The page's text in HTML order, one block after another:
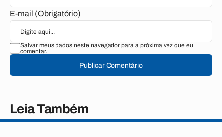
E-mail (Obrigatório)
Salvar meus dados neste navegador para a próxima vez que eu
comentar.
Publicar Comentário
Leia Também